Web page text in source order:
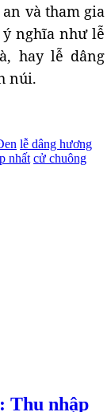
và tham gia
nghĩa như lễ
hay lễ dâng
núi.
lễ dâng hương
nhất cử chuông
Thu nhập